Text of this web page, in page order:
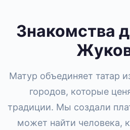
Знакомства
Матур объединяет татар
городов, которые
традиции. Мы создали
может найти человека,